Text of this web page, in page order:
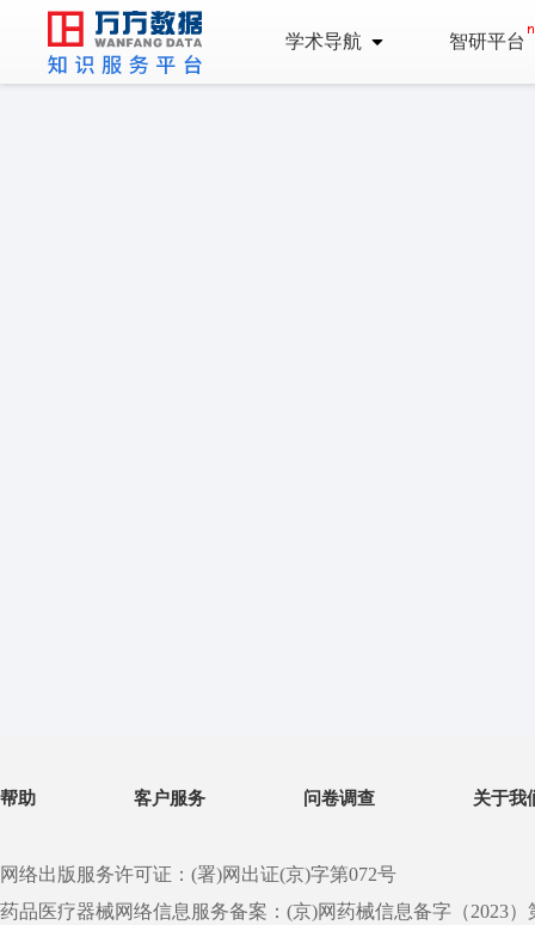
学术导航 智研平台
帮助 客户服务 问卷调查 关于我
网络出版服务许可证：(署)网出证(京)字第072号
药品医疗器械网络信息服务备案：(京)网药械信息备字（2023）